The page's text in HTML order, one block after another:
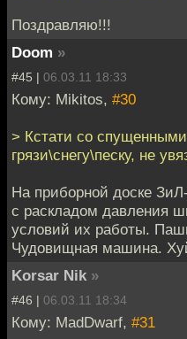
Поздравляю!!!
Doom »
#45 | 06.03.11 18:33
Кому: Mikitos, #30
> Кстати со
грязи\снегу\песку, не
На приборной доске
с раскладом давления
условий их работы.
Чудовищная машина.
Korsar Nik »
#46 | 06.03.11 18:34
Кому: MadDwarf, #31